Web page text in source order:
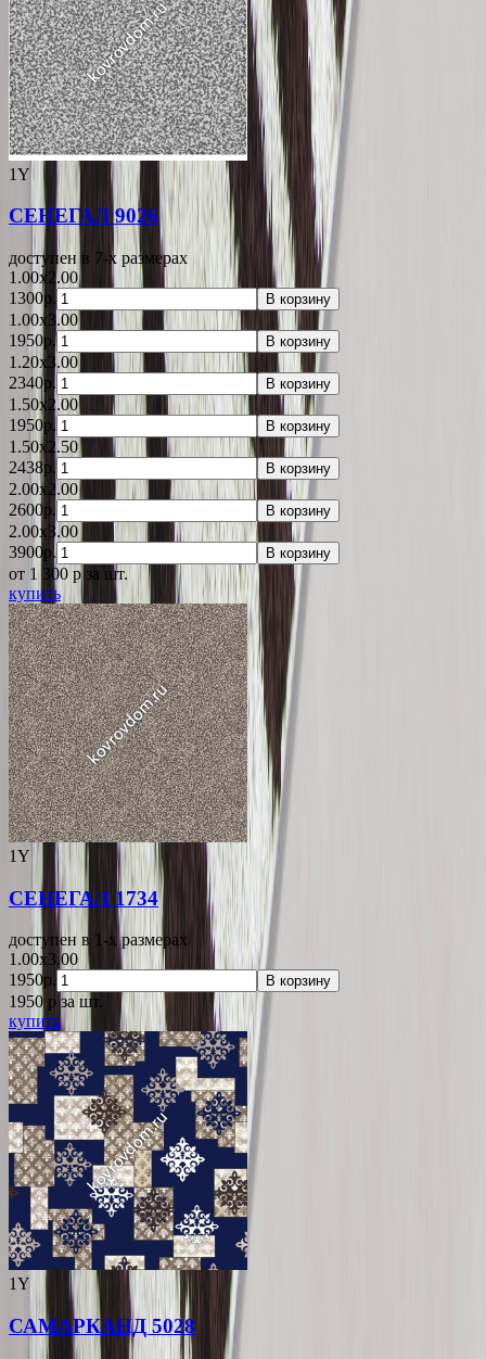
1Y
СЕНЕГАЛ 9026
доступен в 7-x размерах
1.00x2.00
1300р.
В корзину
1.00x3.00
1950р.
В корзину
1.20x3.00
2340р.
В корзину
1.50x2.00
1950р.
В корзину
1.50x2.50
2438р.
В корзину
2.00x2.00
2600р.
В корзину
2.00x3.00
3900р.
В корзину
от 1 300 pза шт.
купить
1Y
СЕНЕГАЛ 1734
доступен в 1-x размерах
1.00x3.00
1950р.
В корзину
1950 p за шт.
купить
1Y
САМАРКАНД 5028